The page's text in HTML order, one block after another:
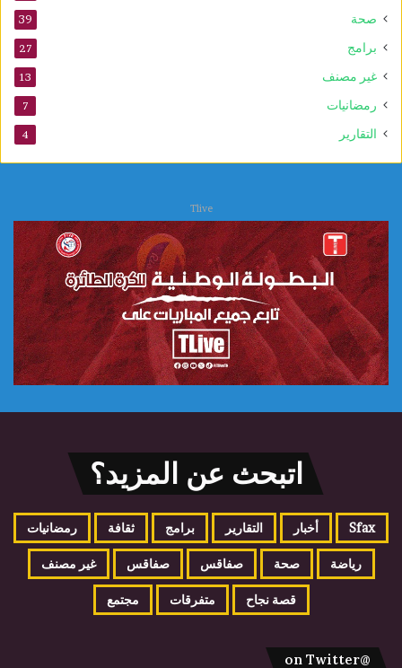
صحة 39
برامج 27
غير مصنف 13
رمضانيات 7
التقارير 4
Tlive
اتبحث عن المزيد؟
Sfax أخبار التقارير برامج ثقافة رمضانيات
رياضة صحة صفاقس صفاقس غير مصنف
قصة نجاح متفرقات مجتمع
@on Twitter